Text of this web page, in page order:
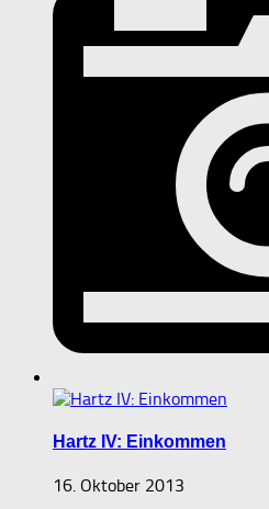
Hartz IV: Einkommen
16. Oktober 2013